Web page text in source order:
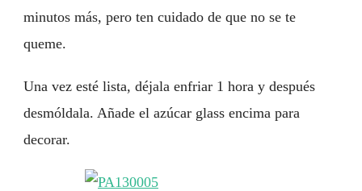
minutos más, pero ten cuidado de que no se te
queme.
Una vez esté lista, déjala enfriar 1 hora y después
desmóldala. Añade el azúcar glass encima para
decorar.